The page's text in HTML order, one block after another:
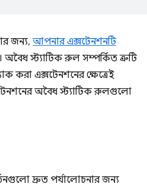
জন্য, আপনার এক্সটেনশনটি
অবৈধ স্ট্যাটিক রুল সম্পর্কিত ত্রুটি
করা এক্সটেনশনের ক্ষেত্রেই
অবৈধ স্ট্যাটিক রুলগুলো
দ্রুত পর্যালোচনার জন্য